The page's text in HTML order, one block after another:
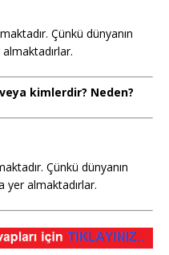
Çünkü dünyanın
almaktadırlar.
kimlerdir? Neden?
Çünkü dünyanın
yer almaktadırlar.